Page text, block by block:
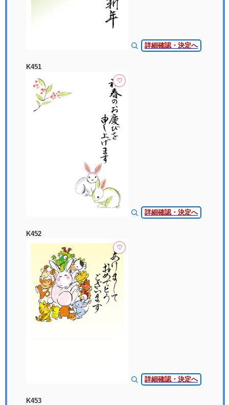
詳細確認・決定へ
K451
♡
詳細確認・決定へ
K452
♡
詳細確認・決定へ
K453